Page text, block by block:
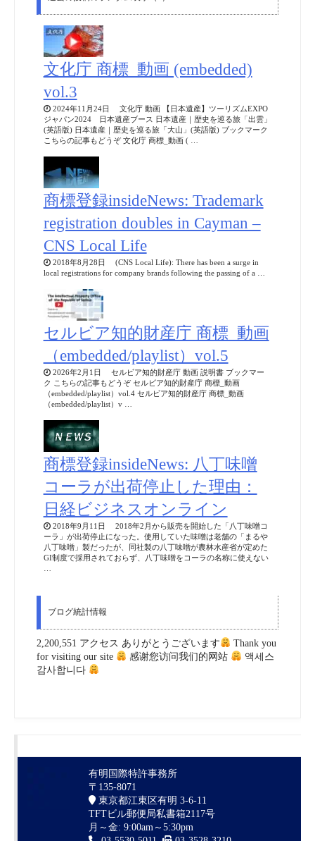
文化庁 商標_動画 (embedded)
vol.3
2024年11月24日 文化庁 動画 【日本遺産】ツーリズムEXPO
ジャパン2024 日本遺産ブース 日本遺産｜歴史を巡る旅「出雲」
(英語版) 日本遺産｜歴史を巡る旅「大山」(英語版) ブックマーク
こちらの記事もどうぞ 文化庁 商標_動画 ( …
商標登録insideNews: Trademark
registration doubles in Cayman –
CNS Local Life
2018年8月28日 (CNS Local Life): There has been a surge in
local registrations for company brands following the passing of a …
セルビア知的財産庁 商標_動画
（embedded/playlist）vol.5
2026年2月1日 セルビア知的財産庁 動画 説明書 ブックマー
ク こちらの記事もどうぞ セルビア知的財産庁 商標_動画
（embedded/playlist）vol.4 セルビア知的財産庁 商標_動画
（embedded/playlist）v …
商標登録insideNews: 八丁味噌
コーラが出荷停止した理由：
日経ビジネスオンライン
2018年9月11日 2018年2月から販売を開始した「八丁味噌コ
ーラ」が出荷停止になった。使用していた味噌は老舗の「まるや
八丁味噌」製だったが、同社製の八丁味噌が農林水産省が定めた
GI制度で採用されておらず、八丁味噌をコーラの名称に使えない
ブログ統計情報
2,200,551 アクセス ありがとうございます
Thank you
for visiting our site
感谢您访问我们的网站
액세스
감사합니다
有明国際特許事務所
〒135-8071
東京都江東区有明 3-6-11
TFTビル郵便局私書箱2117号
月～金: 9:00am～5:30pm